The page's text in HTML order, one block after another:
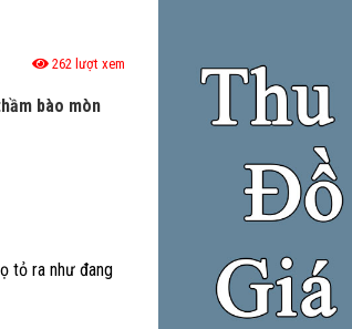
262 lượt xem
bào mòn
tỏ ra như đang